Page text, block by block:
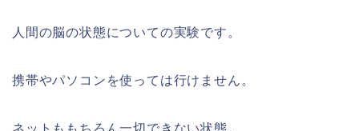
人間の脳の状態についての実験です。
携帯やパソコンを使っては行けません。